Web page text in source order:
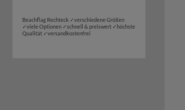
Beachflag Rechteck ✓verschiedene Größen
✓viele Optionen ✓schnell & preiswert ✓höchste
Qualität ✓versandkostenfrei